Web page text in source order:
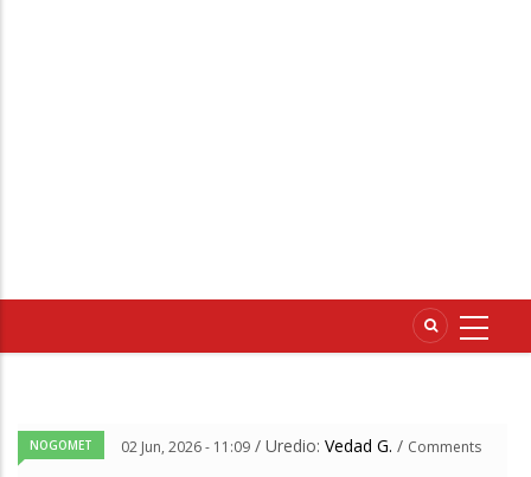
NOGOMET 02 Jun, 2026 - 11:09 / Uredio: Vedad G. / Comments